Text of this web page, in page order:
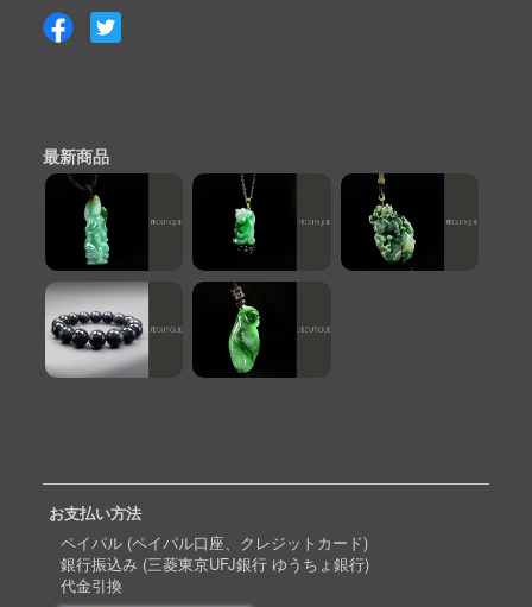
最新商品
お支払い方法
ペイパル (ペイパル口座、クレジットカード)
銀行振込み (三菱東京UFJ銀行 ゆうちょ銀行)
代金引換